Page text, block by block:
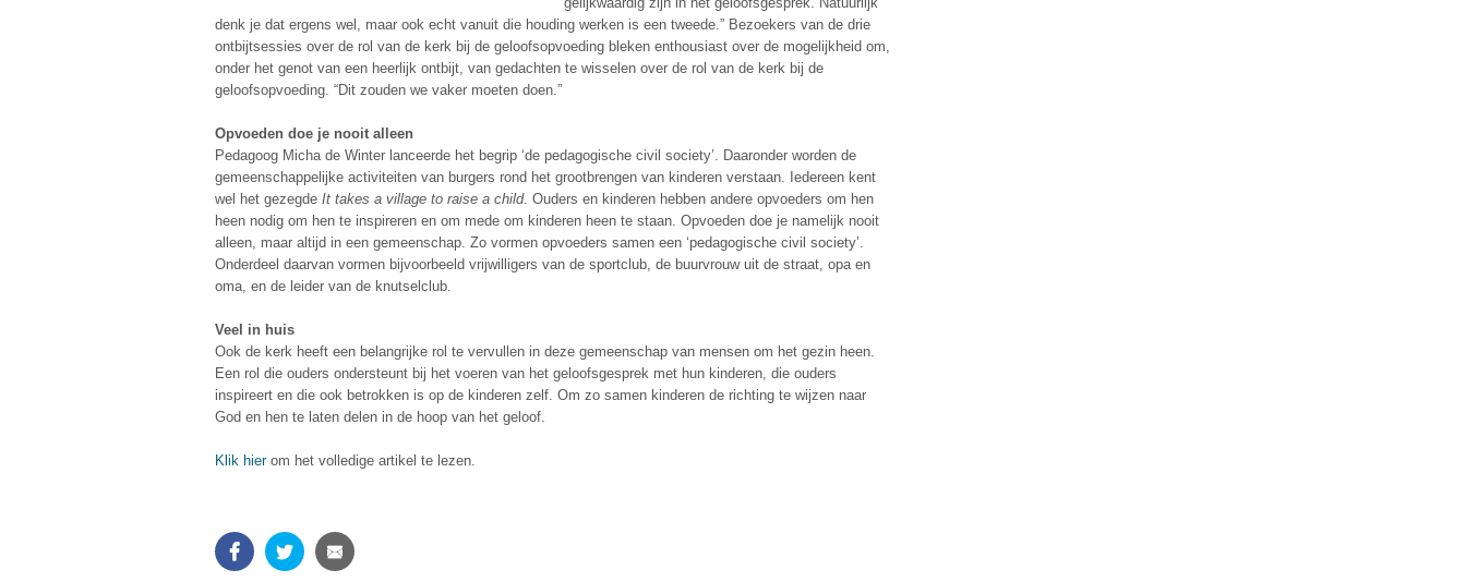
denk je dat ergens wel, maar ook echt vanuit die houding werken is een tweede.” Bezoekers van de drie
ontbijtsessies over de rol van de kerk bij de geloofsopvoeding bleken enthousiast over de mogelijkheid om,
onder het genot van een heerlijk ontbijt, van gedachten te wisselen over de rol van de kerk bij de
geloofsopvoeding. “Dit zouden we vaker moeten doen.”
Opvoeden doe je nooit alleen
Pedagoog Micha de Winter lanceerde het begrip ‘de pedagogische civil society’. Daaronder worden de
gemeenschappelijke activiteiten van burgers rond het grootbrengen van kinderen verstaan. Iedereen kent
wel het gezegde It takes a village to raise a child. Ouders en kinderen hebben andere opvoeders om hen
heen nodig om hen te inspireren en om mede om kinderen heen te staan. Opvoeden doe je namelijk nooit
alleen, maar altijd in een gemeenschap. Zo vormen opvoeders samen een ‘pedagogische civil society’.
Onderdeel daarvan vormen bijvoorbeeld vrijwilligers van de sportclub, de buurvrouw uit de straat, opa en
oma, en de leider van de knutselclub.
Veel in huis
Ook de kerk heeft een belangrijke rol te vervullen in deze gemeenschap van mensen om het gezin heen.
Een rol die ouders ondersteunt bij het voeren van het geloofsgesprek met hun kinderen, die ouders
inspireert en die ook betrokken is op de kinderen zelf. Om zo samen kinderen de richting te wijzen naar
God en hen te laten delen in de hoop van het geloof.
Klik hierom het volledige artikel te lezen.
FacebookTwitter